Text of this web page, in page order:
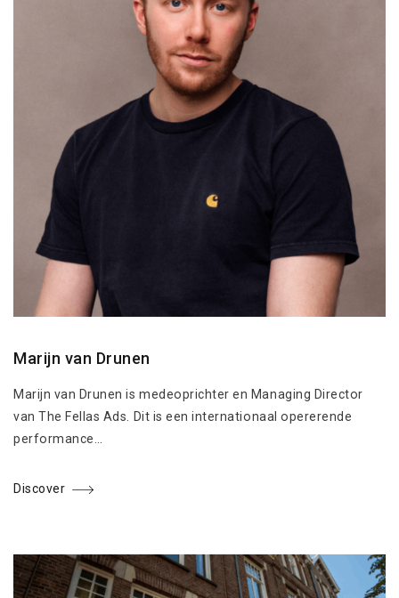
Marijn van Drunen
Marijn van Drunen is medeoprichter en Managing Director
van The Fellas Ads. Dit is een internationaal opererende
performance…
Discover